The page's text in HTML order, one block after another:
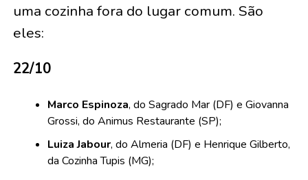
uma cozinha fora do lugar comum. São
eles:
22/10
Marco Espinoza, do Sagrado Mar (DF) e Giovanna
Grossi, do Animus Restaurante (SP);
Luiza Jabour, do Almeria (DF) e Henrique Gilberto,
da Cozinha Tupis (MG);